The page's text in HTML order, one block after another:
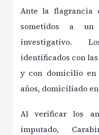
Ante la flagrancia
sometidos a
investigativo.
identificados con las
y con domicilio en
años, domiciliado
Al verificar los
imputado,